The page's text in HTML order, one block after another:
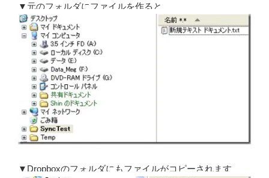
▼元のフォルダにファイルを作ると
▼Dropboxのフォルダにもファイルがコピーされます